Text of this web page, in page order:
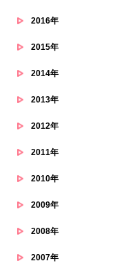
2016年
2015年
2014年
2013年
2012年
2011年
2010年
2009年
2008年
2007年